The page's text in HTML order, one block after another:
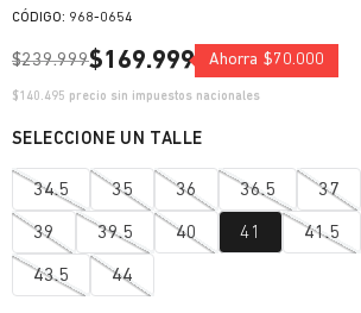
: 968-0654
$239.999$169.999 Ahorra $70.000
$140.495 precio sin impuestos nacionales
34.5 35 36 36.5 37
39 39.5 40 41 41.5
43.5 44